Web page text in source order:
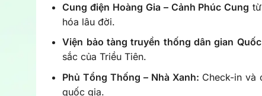
Cung điện Hoàng Gia – Cảnh Phúc Cung
hóa lâu đời.
Viện bảo tàng truyền thống dân gian Quốc
sắc của Triều Tiên.
Phủ Tổng Thống – Nhà Xanh: Check-in và
quốc gia.